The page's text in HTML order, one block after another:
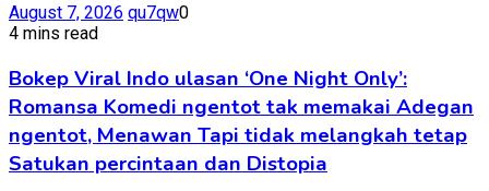
August 7, 2026 qu7qw0
4 mins read
Bokep Viral Indo ulasan ‘One Night Only’:
Romansa Komedi ngentot tak memakai Adegan
ngentot, Menawan Tapi tidak melangkah tetap
Satukan percintaan dan Distopia